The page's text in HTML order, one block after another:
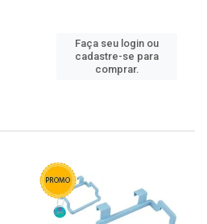
Faça seu login ou
cadastre-se para
comprar.